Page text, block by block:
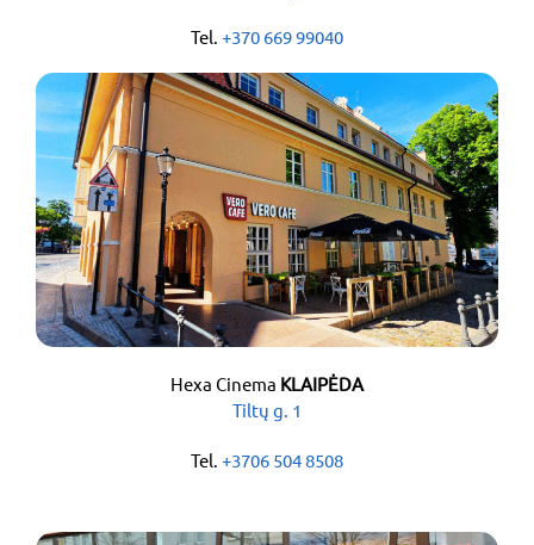
Tel. +370 669 99040
Hexa Cinema KLAIPĖDA
Tiltų g. 1
Tel. +3706 504 8508